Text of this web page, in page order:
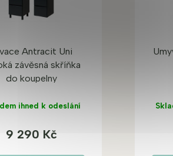
Antracit Uni
závěsná skříňka
do koupelny
ihned k odeslání
9 290 Kč